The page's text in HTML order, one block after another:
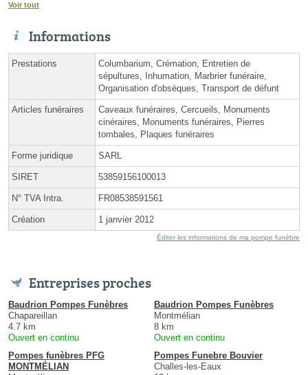
Voir tout
Informations
Prestations
Columbarium, Crémation, Entretien de
sépultures, Inhumation, Marbrier funéraire,
Organisation d'obsèques, Transport de défunt
Articles funéraires
Caveaux funéraires, Cercueils, Monuments
cinéraires, Monuments funéraires, Pierres
tombales, Plaques funéraires
Forme juridique SARL
SIRET 53859156100013
N° TVA Intra. FR08538591561
Création 1 janvier 2012
Éditer les informations de ma pompe funèbre
Entreprises proches
Baudrion Pompes Funèbres
Chapareillan
4.7 km
Ouvert en continu
Baudrion Pompes Funèbres
Montmélian
8 km
Ouvert en continu
Pompes funèbres PFG
MONTMÉLIAN
Pompes Funebre Bouvier
Challes-les-Eaux